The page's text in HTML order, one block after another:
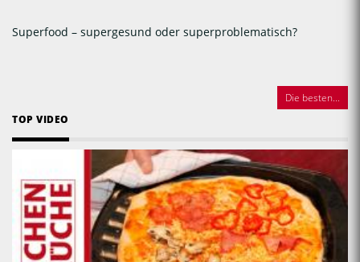
Superfood – supergesund oder superproblematisch?
Die besten...
TOP VIDEO